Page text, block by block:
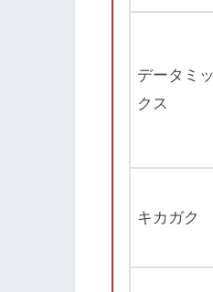
データミッ
クス
キカガク